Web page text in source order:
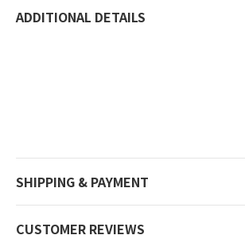
ADDITIONAL DETAILS
SHIPPING & PAYMENT
CUSTOMER REVIEWS